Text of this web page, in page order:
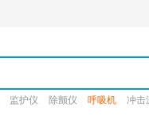
监护仪 除颤仪 呼吸机 冲击